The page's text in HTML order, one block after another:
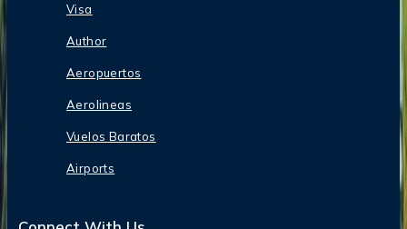
Visa
Author
Aeropuertos
Aerolineas
Vuelos Baratos
Airports